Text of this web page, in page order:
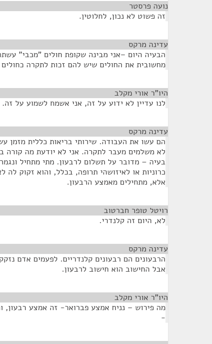
נועה פרסטר
זה פשוט לא נכון, לחלוטין.
עדינה מרקס
הבעיה היום –אני מבינה שקופת חולים "מכבי"
מחשובית את החולים שיש להם זכות לתקרה
היו"ר אורי מקלב
לנו עדיין לא ידוע על זה, אני אשמח לשמוע על זה.
עדינה מרקס
הם עשו את העבודה. שירותי בריאות כללית מזמן
לא משלמים מעבר לתקרה. אני לא יודעת מה
בעיה – מדובר על תשלום לרבעון. מתי מתחיל
אלא, מתחילים מאמצע הרבעון.
רויטל טופר חברטוב
לא, היום זה קלנדרי.
עדינה מרקס
הרבעונים הם רבעונים קלנדריים. לפעמים אדם
אבל החישוב הוא חישוב לרבעון.
היו"ר אורי מקלב
מה פירוש – נניח אמצע פברואר- זה אמצע רבעון,
-